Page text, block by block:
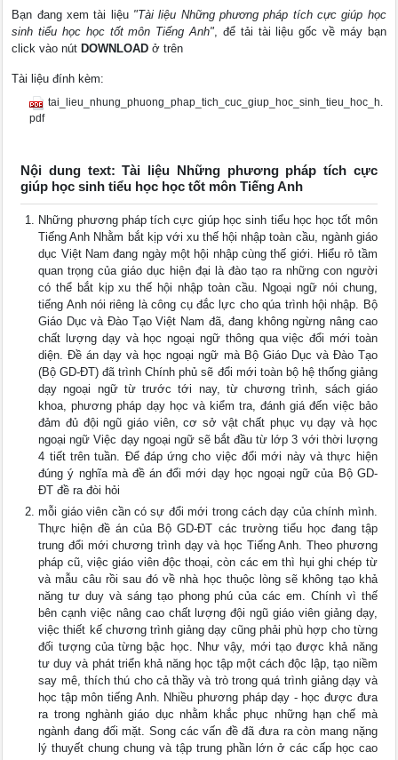
Bạn đang xem tài liệu "Tài liệu Những phương pháp tích cực giúp học
sinh tiểu học học tốt môn Tiếng Anh", để tải tài liệu gốc về máy bạn
click vào nút DOWNLOAD ở trên
Tài liệu đính kèm:
tai_lieu_nhung_phuong_phap_tich_cuc_giup_hoc_sinh_tieu_hoc_h.
pdf
Nội dung text: Tài liệu Những phương pháp tích cực
giúp học sinh tiểu học học tốt môn Tiếng Anh
Những phương pháp tích cực giúp học sinh tiểu học học tốt môn
Tiếng Anh Nhằm bắt kịp với xu thế hội nhập toàn cầu, ngành giáo
dục Việt Nam đang ngày một hội nhập cùng thế giới. Hiểu rỏ tầm
quan trọng của giáo dục hiện đại là đào tạo ra những con người
có thể bắt kịp xu thế hội nhập toàn cầu. Ngoại ngữ nói chung,
tiếng Anh nói riêng là công cụ đắc lực cho qúa trình hội nhập. Bộ
Giáo Dục và Đào Tạo Việt Nam đã, đang không ngừng nâng cao
chất lượng dạy và học ngoại ngữ thông qua việc đổi mới toàn
diện. Đề án dạy và học ngoại ngữ mà Bộ Giáo Dục và Đào Tạo
(Bộ GD-ĐT) đã trình Chính phủ sẽ đổi mới toàn bộ hệ thống giảng
dạy ngoại ngữ từ trước tới nay, từ chương trình, sách giáo
khoa, phương pháp dạy học và kiểm tra, đánh giá đến việc bảo
đảm đủ đội ngũ giáo viên, cơ sở vật chất phục vụ dạy và học
ngoại ngữ Việc dạy ngoại ngữ sẽ bắt đầu từ lớp 3 với thời lượng
4 tiết trên tuần. Để đáp ứng cho việc đổi mới này và thực hiện
đúng ý nghĩa mà đề án đổi mới dạy học ngoại ngữ của Bộ GD-
ĐT đề ra đòi hỏi
mỗi giáo viên cần có sự đổi mới trong cách dạy của chính mình.
Thực hiện đề án của Bộ GD-ĐT các trường tiểu học đang tập
trung đổi mới chương trình dạy và học Tiếng Anh. Theo phương
pháp cũ, việc giáo viên độc thoại, còn các em thì hụi ghi chép từ
và mẫu câu rồi sau đó về nhà học thuộc lòng sẽ không tạo khả
năng tư duy và sáng tạo phong phú của các em. Chính vì thế
bên cạnh việc nâng cao chất lượng đội ngũ giáo viên giảng dạy,
việc thiết kế chương trình giảng dạy cũng phải phù hợp cho từng
đối tượng của từng bậc học. Như vậy, mới tạo được khả năng
tư duy và phát triển khả năng học tập một cách độc lập, tạo niềm
say mê, thích thú cho cả thầy và trò trong quá trình giảng dạy và
học tập môn tiếng Anh. Nhiều phương pháp dạy - học được đưa
ra trong nghành giáo dục nhằm khắc phục những hạn chế mà
ngành đang đối mặt. Song các vấn đề đã đưa ra còn mang nặng
lý thuyết chung chung và tập trung phần lớn ở các cấp học cao